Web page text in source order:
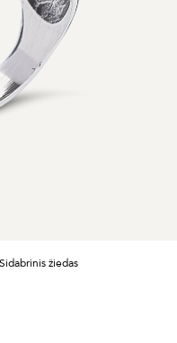
Sidabrinis žiedas